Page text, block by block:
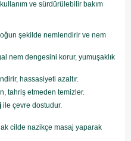
ve sürdürülebilir bakım
şekilde nemlendirir ve nem
nem dengesini korur, yumuşaklık
hassasiyeti azaltır.
tahriş etmeden temizler.
ile çevre dostudur.
cilde nazikçe masaj yaparak